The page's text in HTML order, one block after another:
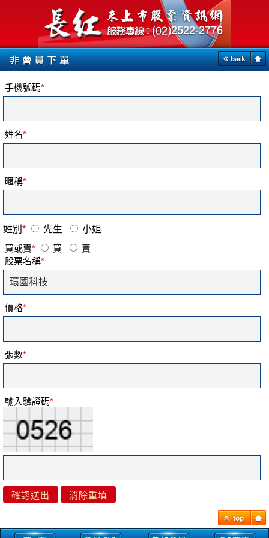
手機號碼*
姓名*
暱稱*
姓別 * 先生
小姐
買或賣* 買
賣
股票名稱*
價格*
張數*
輸入驗證碼*